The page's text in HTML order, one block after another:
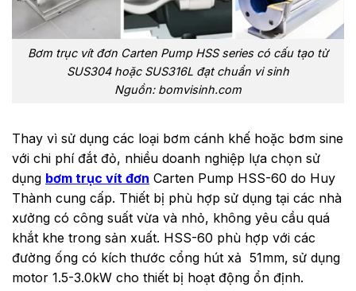
Bơm trục vít đơn Carten Pump HSS series có cấu tạo từ
SUS304 hoặc SUS316L đạt chuẩn vi sinh
Nguồn: bomvisinh.com
Thay vì sử dụng các loại bơm cánh khế hoặc bơm sine
với chi phí đắt đỏ, nhiều doanh nghiệp lựa chọn sử
dụng bơm trục vít đơn Carten Pump HSS-60 do Huy
Thành cung cấp. Thiết bị phù hợp sử dụng tại các nhà
xưởng có công suất vừa và nhỏ, không yêu cầu quá
khắt khe trong sản xuất. HSS-60 phù hợp với các
đường ống có kích thước cổng hút xả 51mm, sử dụng
motor 1.5-3.0kW cho thiết bị hoạt động ổn định.